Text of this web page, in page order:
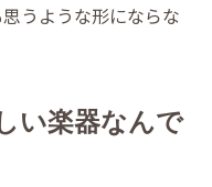
うような形にならな
い楽器なんで